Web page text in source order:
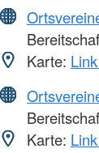
Karte:
Karte: